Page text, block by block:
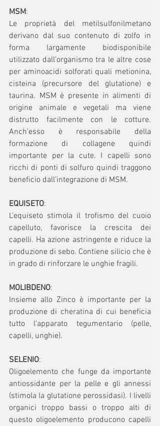
MSM:
Le proprietà del metilsulfonilmetano
derivano dal suo contenuto di zolfo in
forma largamente biodisponibile
utilizzato dall’organismo tra le altre cose
per aminoacidi solforati quali metionina,
cisteina (precursore del glutatione) e
taurina. MSM è presente in alimenti di
origine animale e vegetali ma viene
distrutto facilmente con le cotture.
Anch’esso è responsabile della
formazione di collagene quindi
importante per la cute. I capelli sono
ricchi di ponti di solfuro quindi traggono
beneficio dall’integrazione di MSM.
EQUISETO:
L'equiseto stimola il trofismo del cuoio
capelluto, favorisce la crescita dei
capelli. Ha azione astringente e riduce la
produzione di sebo. Contiene silicio che è
in grado di rinforzare le unghie fragili.
MOLIBDENO:
Insieme allo Zinco è importante per la
produzione di cheratina di cui beneficia
tutto l’apparato tegumentario (pelle,
capelli, unghie).
SELENIO:
Oligoelemento che funge da importante
antiossidante per la pelle e gli annessi
(stimola la glutatione perossidasi). I livelli
organici troppo bassi o troppo alti di
questo oligoelemento producono capelli